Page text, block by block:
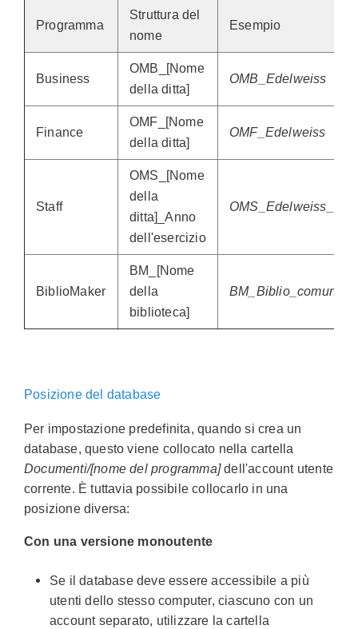
Programma
Struttura del
nome
Esempio
Business
OMB_[Nome
della ditta]
OMB_Edelweiss
Finance
OMF_[Nome
della ditta]
OMF_Edelweiss
Staff
OMS_[Nome
della
ditta]_Anno
dell'esercizio
BiblioMaker
BM_[Nome
della
biblioteca]
BM_Biblio_comunale
Posizione del database
Per impostazione predefinita, quando si crea un
database, questo viene collocato nella cartella
Documenti/[nome del programma]dell'account utente
corrente. È tuttavia possibile collocarlo in una
posizione diversa:
Con una versione monoutente
Se il database deve essere accessibile a più
utenti dello stesso computer, ciascuno con un
account separato, utilizzare la cartella